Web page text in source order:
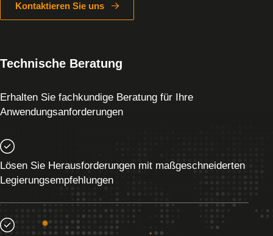
Kontaktieren Sie uns
Technische Beratung
Erhalten Sie fachkundige Beratung für Ihre
Anwendungsanforderungen
Lösen Sie Herausforderungen mit maßgeschneiderten
Legierungsempfehlungen